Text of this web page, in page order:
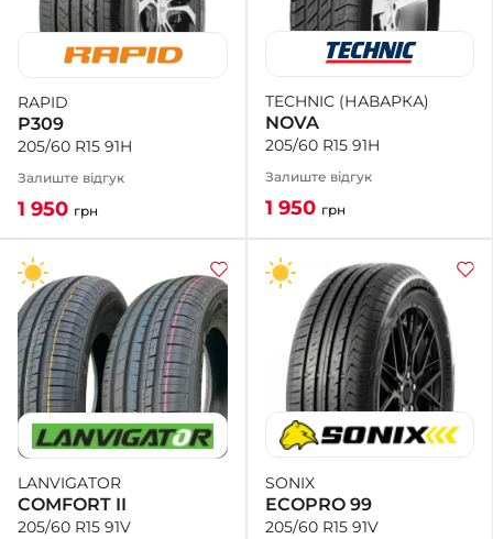
RAPID
P309
205/60 R15 91H
Залиште відгук
1 950 грн
TECHNIC (НАВАРКА)
NOVA
205/60 R15 91H
Залиште відгук
1 950 грн
LANVIGATOR
COMFORT II
205/60 R15 91V
SONIX
ECOPRO 99
205/60 R15 91V